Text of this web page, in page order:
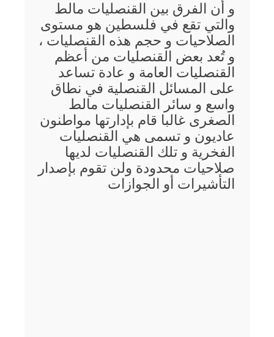
و أن الفرق بين القنصليات مالط
والتي تقع في فلسطين هو مستوى
الصلاحيات و حجم هذه القنصليات ،
و تُعد بعض القنصليات من أعظم
القنصليات العامة و عادة تساعد
على المسائل القنصلية في نطاق
واسع و سائر القنصليات مالط
الصغرى غالبا قام بإدارتها مواطنون
عاديون و تسمى هي القنصليات
الفخرية و تلك القنصليات لديها
صلاحيات محدودة ولن تقوم بإصدار
التأشيرات أو الجوازات